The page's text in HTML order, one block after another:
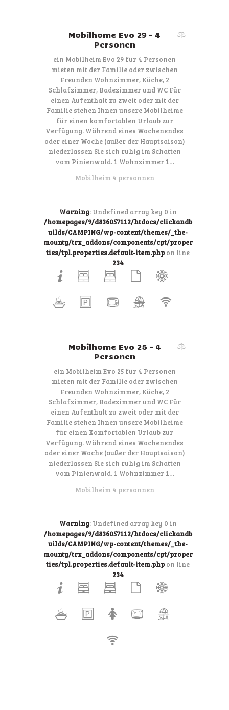
Mobilhome Evo 29 – 4
Personen
ein Mobilheim Evo 29 für 4 Personen
mieten mit der Familie oder zwischen
Freunden Wohnzimmer, Küche, 2
Schlafzimmer, Badezimmer und WC Für
einen Aufenthalt zu zweit oder mit der
Familie stehen Ihnen unsere Mobilheime
für einen komfortablen Urlaub zur
Verfügung. Während eines Wochenendes
oder einer Woche (außer der Hauptsaison)
niederlassen Sie sich ruhig im Schatten
vom Pinienwald. 1 Wohnzimmer 1…
Mobilheim 4 personnen
Warning: Undefined array key 0 in
/homepages/9/d836057112/htdocs/clickandb
uilds/CAMPING/wp-content/themes/_the-
mounty/trx_addons/components/cpt/proper
ties/tpl.properties.default-item.php on line
234
Mobilhome Evo 25 – 4
Personen
ein Mobilheim Evo 25 für 4 Personen
mieten mit der Familie oder zwischen
Freunden Wohnzimmer, Küche, 2
Schlafzimmer, Badezimmer und WC Für
einen Aufenthalt zu zweit oder mit der
Familie stehen Ihnen unsere Mobilheime
für einen Komfortablen Urlaub zur
Verfügung. Während eines Wochenendes
oder einer Woche (außer der Hauptsaison)
niederlassen Sie sich ruhig im Schatten
vom Pinienwald. 1 Wohnzimmer 1…
Mobilheim 4 personnen
Warning: Undefined array key 0 in
/homepages/9/d836057112/htdocs/clickandb
uilds/CAMPING/wp-content/themes/_the-
mounty/trx_addons/components/cpt/proper
ties/tpl.properties.default-item.php on line
234